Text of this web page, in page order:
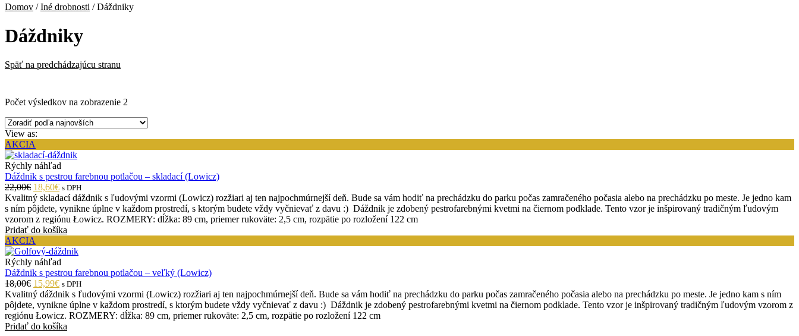
Domov / Iné drobnosti /Dáždniky
Dáždniky
Späť na predchádzajúcu stranu
Počet výsledkov na zobrazenie 2
View as:
AKCIA
Rýchly náhľad
Dáždnik s pestrou farebnou potlačou – skladací (Lowicz)
22,00€ 18,60€ s DPH
Kvalitný skladací dáždnik s ľudovými vzormi (Lowicz) rozžiari aj ten najpochmúrnejší deň. Bude sa vám hodiť na prechádzku do parku počas zamračeného počasia alebo na prechádzku po meste. Je jedno kam
s ním pôjdete, vynikne úplne v každom prostredí, s ktorým budete vždy vyčnievať z davu :) Dáždnik je zdobený pestrofarebnými kvetmi na čiernom podklade. Tento vzor je inšpirovaný tradičným ľudovým
vzorom z regiónu Łowicz. ROZMERY: dĺžka: 89 cm, priemer rukoväte: 2,5 cm, rozpätie po rozložení 122 cm
Pridať do košíka
AKCIA
Rýchly náhľad
Dáždnik s pestrou farebnou potlačou – veľký (Lowicz)
18,00€ 15,99€ s DPH
Kvalitný dáždnik s ľudovými vzormi (Lowicz) rozžiari aj ten najpochmúrnejší deň. Bude sa vám hodiť na prechádzku do parku počas zamračeného počasia alebo na prechádzku po meste. Je jedno kam s ním
pôjdete, vynikne úplne v každom prostredí, s ktorým budete vždy vyčnievať z davu :) Dáždnik je zdobený pestrofarebnými kvetmi na čiernom podklade. Tento vzor je inšpirovaný tradičným ľudovým vzorom z
regiónu Łowicz. ROZMERY: dĺžka: 89 cm, priemer rukoväte: 2,5 cm, rozpätie po rozložení 122 cm
Pridať do košíka